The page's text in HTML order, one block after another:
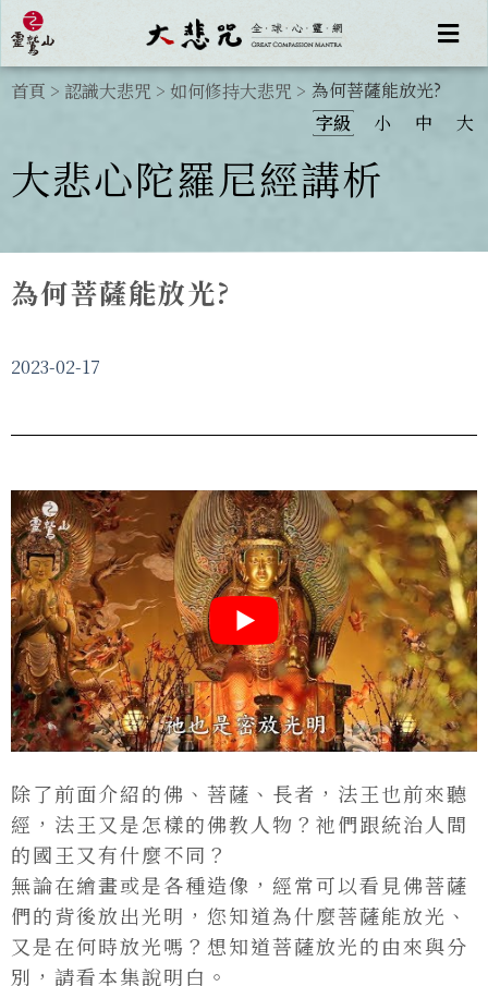
首頁 > 認識大悲咒 > 如何修持大悲咒 > 為何菩薩能放光?
字級
小 中 大
大悲心陀羅尼經講析
為何菩薩能放光?
2023-02-17
除了前面介紹的佛、菩薩、長者，法王也前來聽
經，法王又是怎樣的佛教人物？祂們跟統治人間
的國王又有什麼不同？
無論在繪畫或是各種造像，經常可以看見佛菩薩
們的背後放出光明，您知道為什麼菩薩能放光、
又是在何時放光嗎？想知道菩薩放光的由來與分
別，請看本集說明白。